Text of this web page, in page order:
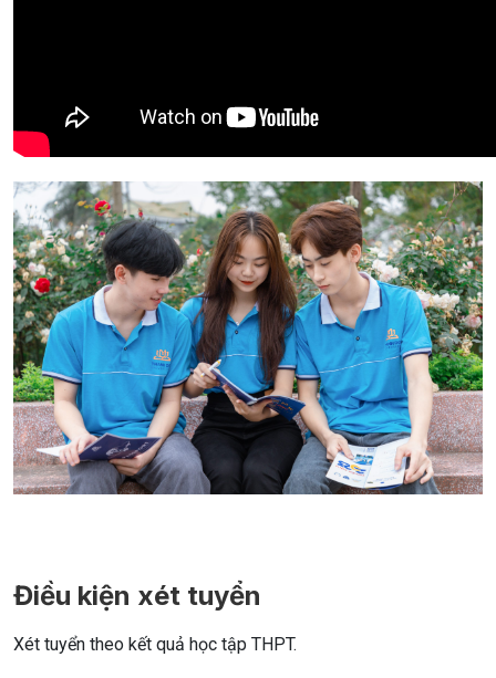
Điều kiện xét tuyển
Xét tuyển theo kết quả học tập THPT.